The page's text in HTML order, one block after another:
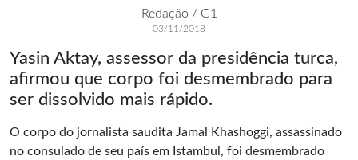
Redação / G1
03/11/2018
Yasin Aktay, assessor da presidência turca,
afirmou que corpo foi desmembrado para
ser dissolvido mais rápido.
O corpo do jornalista saudita Jamal Khashoggi, assassinado
no consulado de seu país em Istambul, foi desmembrado